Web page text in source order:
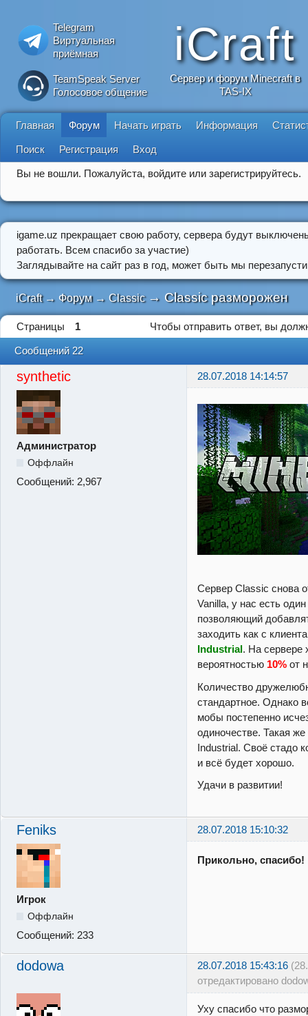
Telegram
Виртуальная
приёмная
TeamSpeak Server
Голосовое общение
iCraft
Сервер и форум Minecraft в
TAS-IX
Главная Форум Начать играть Информация
Поиск Регистрация Вход
Вы не вошли. Пожалуйста, войдите или зарегистрируйтесь.
igame.uz прекращает свою работу, сервера будут
работать. Всем спасибо за участие)
Заглядывайте на сайт раз в год, может быть мы
iCraft → Форум →Classic → Classic разморожен
Страницы 1 Чтобы отправить ответ, вы
Сообщений 22
synthetic 28.07.2018 14:14:57
Администратор
Оффлайн
Сообщений: 2,967
Сервер Classic снова
Vanilla, у нас есть
позволяющий
заходить как с
Industrial. На сервере
вероятностью 10% от
Количество
стандартное. Однако
мобы постепенно
одиночестве. Такая
Industrial. Своё стадо
и всё будет хорошо.
Удачи в развитии!
Feniks 28.07.2018 15:10:32
Игрок
Оффлайн
Сообщений: 233
Прикольно, спасибо!
dodowa 28.07.2018 15:43:16
отредактировано
Уху спасибо что